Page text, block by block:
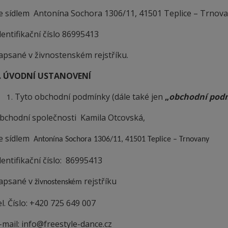
sídlem Antonína Sochora 1306/11, 41501 Teplice –
číslo 86995413
vživnostenském rejstříku.
ÚVODNÍ USTANOVENÍ
Tyto obchodní podmínky (dále také jen „obchodní
společnosti Kamila Otcovská,
sídlem Antonína Sochora 1306/11, 41501 Teplice – Trnovany
číslo: 86995413
v živnostenském rejstříku
Číslo: +420 725 649 007
info@freestyle-dance.cz